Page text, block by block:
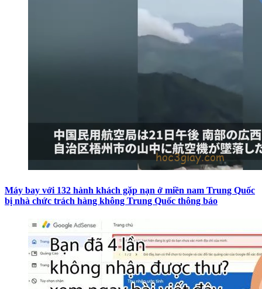
Máy bay với 132 hành khách gặp nạn ở miền nam Trung Quốc
bị nhà chức trách hàng không Trung Quốc thông báo